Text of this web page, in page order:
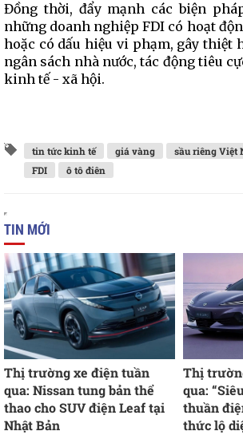
Đồng thời, đẩy mạnh các biện
những doanh nghiệp FDI có hoạt
hoặc có dấu hiệu vi phạm, gây thiệt
ngân sách nhà nước, tác động tiêu
kinh tế - xã hội.
tin tức kinh tế giá vàng sầu riêng Việt
FDI
ô tô điên
TIN MỚI
Thị trường xe điện tuần
qua: Nissan tung bản thể
thao cho SUV điện Leaf tại
Nhật Bản
Thị
qua:
thuần
thức lộ